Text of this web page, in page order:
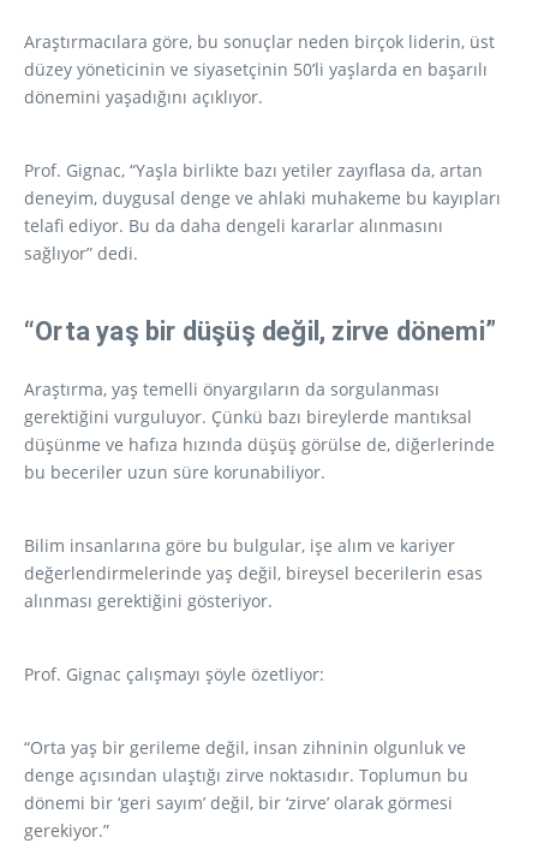
Araştırmacılara göre, bu sonuçlar neden birçok liderin, üst
düzey yöneticinin ve siyasetçinin 50’li yaşlarda en başarılı
dönemini yaşadığını açıklıyor.
Prof. Gignac, “Yaşla birlikte bazı yetiler zayıflasa da, artan
deneyim, duygusal denge ve ahlaki muhakeme bu kayıpları
telafi ediyor. Bu da daha dengeli kararlar alınmasını
sağlıyor” dedi.
“Orta yaş bir düşüş değil, zirve dönemi”
Araştırma, yaş temelli önyargıların da sorgulanması
gerektiğini vurguluyor. Çünkü bazı bireylerde mantıksal
düşünme ve hafıza hızında düşüş görülse de, diğerlerinde
bu beceriler uzun süre korunabiliyor.
Bilim insanlarına göre bu bulgular, işe alım ve kariyer
değerlendirmelerinde yaş değil, bireysel becerilerin esas
alınması gerektiğini gösteriyor.
Prof. Gignac çalışmayı şöyle özetliyor:
“Orta yaş bir gerileme değil, insan zihninin olgunluk ve
denge açısından ulaştığı zirve noktasıdır. Toplumun bu
dönemi bir ‘geri sayım’ değil, bir ‘zirve’ olarak görmesi
gerekiyor.”